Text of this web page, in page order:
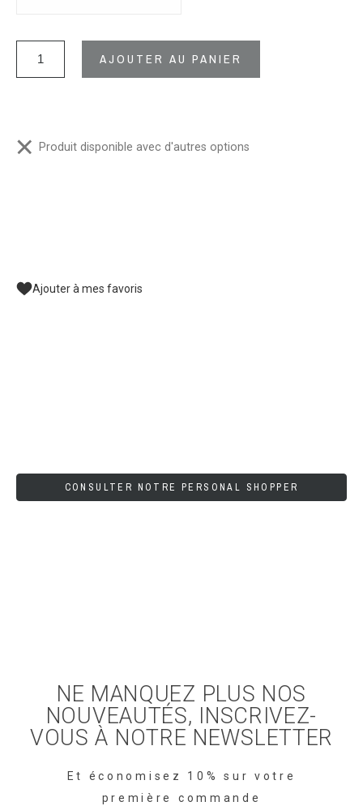
AJOUTER AU PANIER
Produit disponible avec d'autres options
Ajouter à mes favoris
CONSULTER NOTRE PERSONAL SHOPPER
NE MANQUEZ PLUS NOS
NOUVEAUTÉS, INSCRIVEZ-
VOUS À NOTRE NEWSLETTER
Et économisez 10% sur votre
première commande